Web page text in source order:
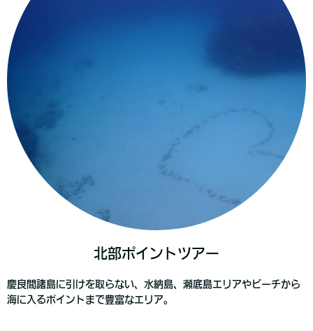
北部ポイントツアー
慶良間諸島に引けを取らない、水納島、瀬底島エリアやビーチから
海に入るポイントまで豊富なエリア。